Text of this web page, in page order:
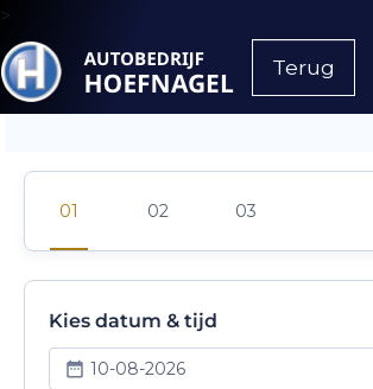
>
Terug
Kies datum & tijd
10-08-2026